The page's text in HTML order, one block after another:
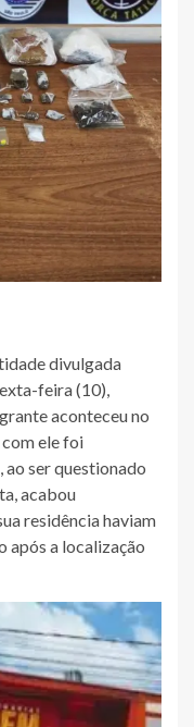
divulgada
feira (10),
aconteceu no
com ele foi
ao ser questionado
acabou
residência haviam
após a localização